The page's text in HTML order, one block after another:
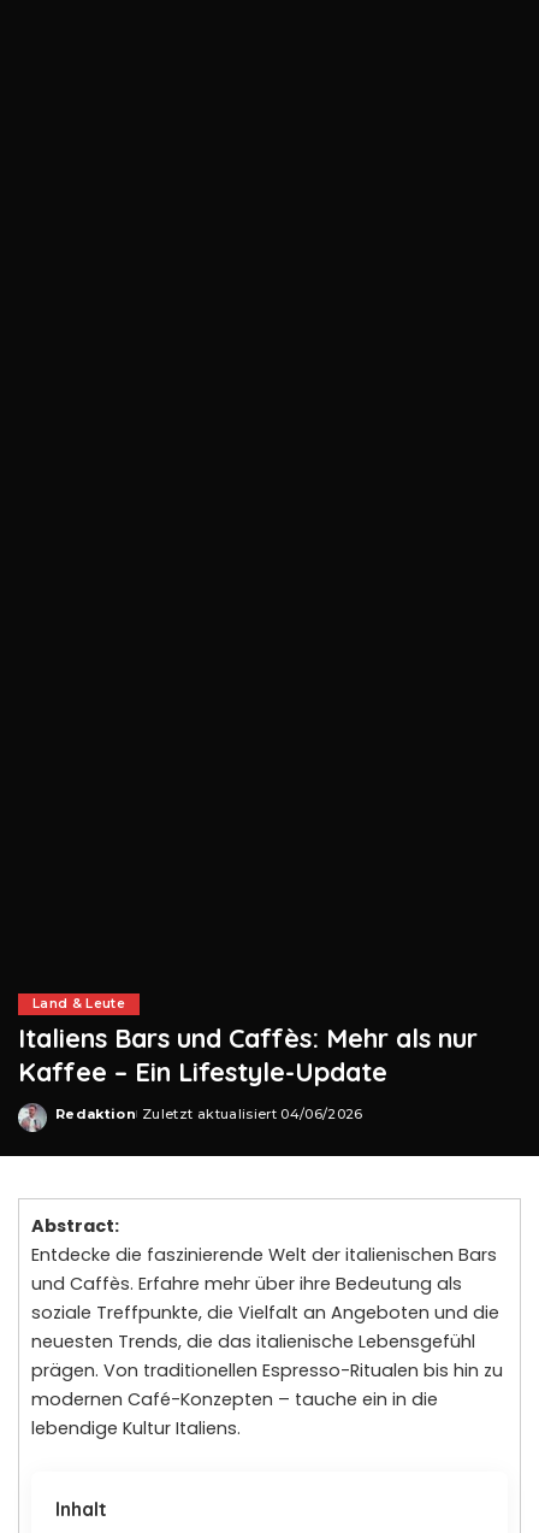
Land & Leute
Italiens Bars und Caffès: Mehr als nur
Kaffee – Ein Lifestyle-Update
Posted
Redaktion Zuletzt aktualisiert 04/06/2026
Abstract:
Entdecke die faszinierende Welt der italienischen Bars
und Caffès. Erfahre mehr über ihre Bedeutung als
soziale Treffpunkte, die Vielfalt an Angeboten und die
neuesten Trends, die das italienische Lebensgefühl
prägen. Von traditionellen Espresso-Ritualen bis hin zu
modernen Café-Konzepten – tauche ein in die
lebendige Kultur Italiens.
Inhalt